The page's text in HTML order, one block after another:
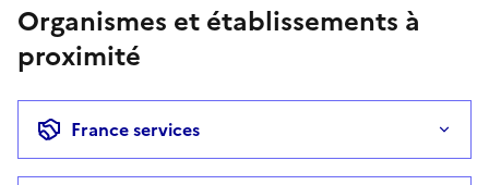
Organismes et établissements à
proximité
France services